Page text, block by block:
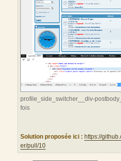
profile_side_switcher__div-
fois
Solution proposée ici : https://
er/pull/10